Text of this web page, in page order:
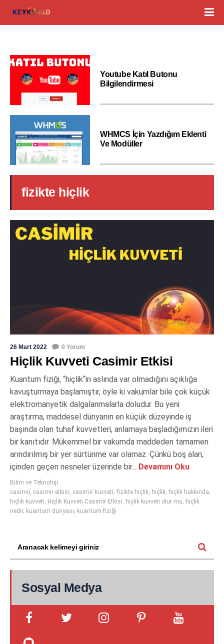
Youtube Katıl Butonu
Bilgilendirmesi
WHMCS İçin Yazdığım Eklenti
Ve Modüller
fizikte hiçlik
26 Mart 2022 0 Yorum
Hiçlik Kuvveti Casimir Etkisi
Kuantum fiziği, “hiçlik“in aslında var olmadığını açıklığa
kavuşturmaya başlamıştır, öyle ki vakumlar bile çok küçük
elektromanyetik dalgalanmalarla doludur. Bu yeni
araştırma, maddesel dünyanın en küçük düzeyinde iş
başında olan tuhaf kuvvetleri, anlamaya başladığımızın ileri
bir kanıtıdır. Mükemmel bir vakumda maddeden tamamen
arındırılmış bir yer sürtünme var olamaz. Çünkü boş alan,
içinden geçen nesneler üzerinde bir... Devamını Oku
Bilim ve Teknoloji
casimir, casimir etkisi, casimir kuvveti, fizikte hiçlik, hiçlik, hiçlik hakkında,
hiçlik kuvveti, Hiçlik Kuvveti Casimir Etkisi, hiçlik kuvveti olur mu, hiçlik
nedir, kuantum dünyası, kuantum fiziği
Sosyal Medya